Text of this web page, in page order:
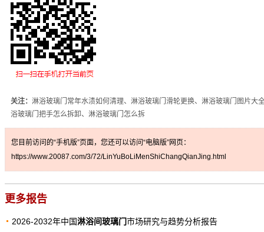
关注： 淋浴玻璃门常年水渍如何清理、淋浴玻璃门滑轮更换、淋浴玻璃门图片大
浴玻璃门把手怎么拆卸、淋浴玻璃门怎么拆
您目前访问的“手机版”页面，您还可以访问“电脑版”网页：
https://www.20087.com/3/72/LinYuBoLiMenShiChangQianJing.html
更多报告
2026-2032年中国淋浴间玻璃门市场研究与趋势分析报告